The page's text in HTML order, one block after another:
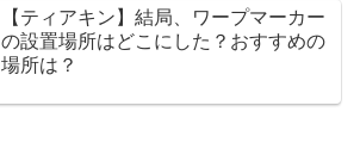
【ティアキン】結局、ワープマーカー
の設置場所はどこにした？おすすめの
場所は？